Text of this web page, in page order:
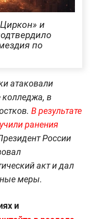
и
по
атаковали
колледжа, в
В результате
ранения
России
акт и дал
меры.
и